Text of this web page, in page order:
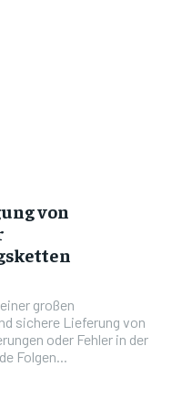
von
großen
sichere Lieferung von
oder Fehler in der
Folgen...